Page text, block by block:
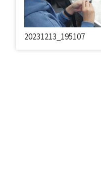
20231213_195107